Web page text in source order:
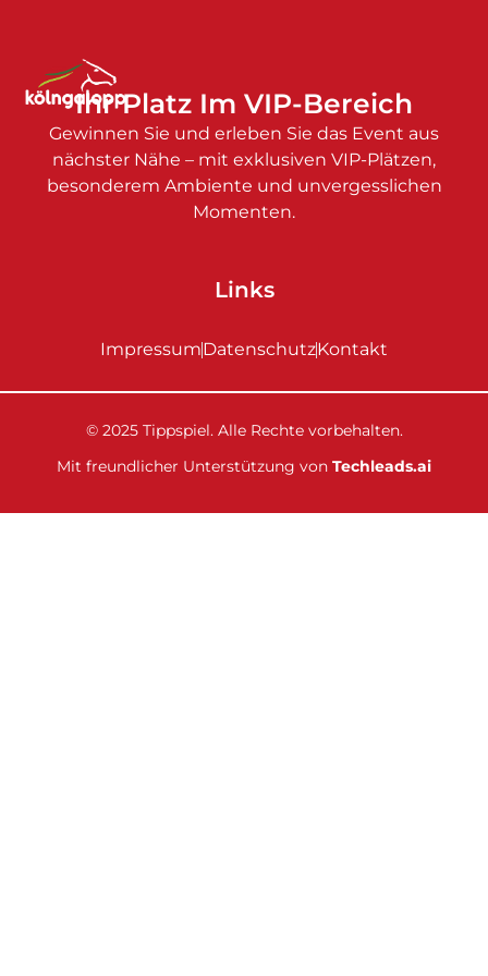
Ihr Platz Im VIP-Bereich
Gewinnen Sie und erleben Sie das Event aus
nächster Nähe – mit exklusiven VIP-Plätzen,
besonderem Ambiente und unvergesslichen
Momenten.
Links
ImpressumDatenschutzKontakt
© 2025 Tippspiel. Alle Rechte vorbehalten.
Mit freundlicher Unterstützung von Techleads.ai